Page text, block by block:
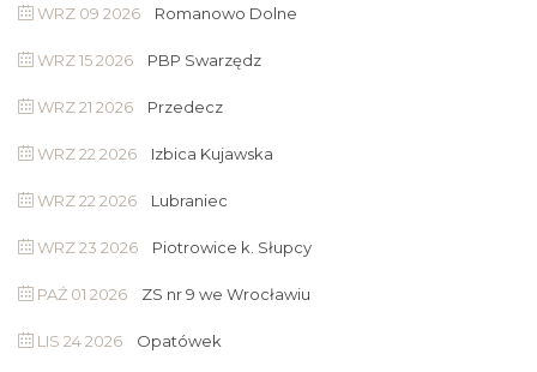
WRZ 09 2026 Romanowo Dolne
WRZ 15 2026 PBP Swarzędz
WRZ 21 2026 Przedecz
WRZ 22 2026 Izbica Kujawska
WRZ 22 2026 Lubraniec
WRZ 23 2026 Piotrowice k. Słupcy
PAŹ 01 2026 ZS nr 9 we Wrocławiu
LIS 24 2026 Opatówek